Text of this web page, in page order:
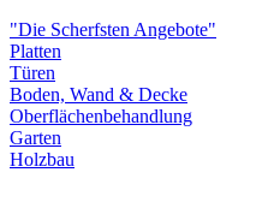
"Die Scherfsten Angebote"
Platten
Türen
Boden, Wand & Decke
Oberflächenbehandlung
Garten
Holzbau